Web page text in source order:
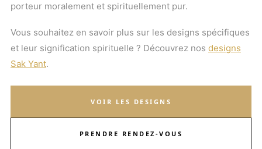
porteur moralement et spirituellement pur.
Vous souhaitez en savoir plus sur les designs spécifiques
et leur signification spirituelle ? Découvrez nos designs
Sak Yant.
VOIR LES DESIGNS
PRENDRE RENDEZ-VOUS